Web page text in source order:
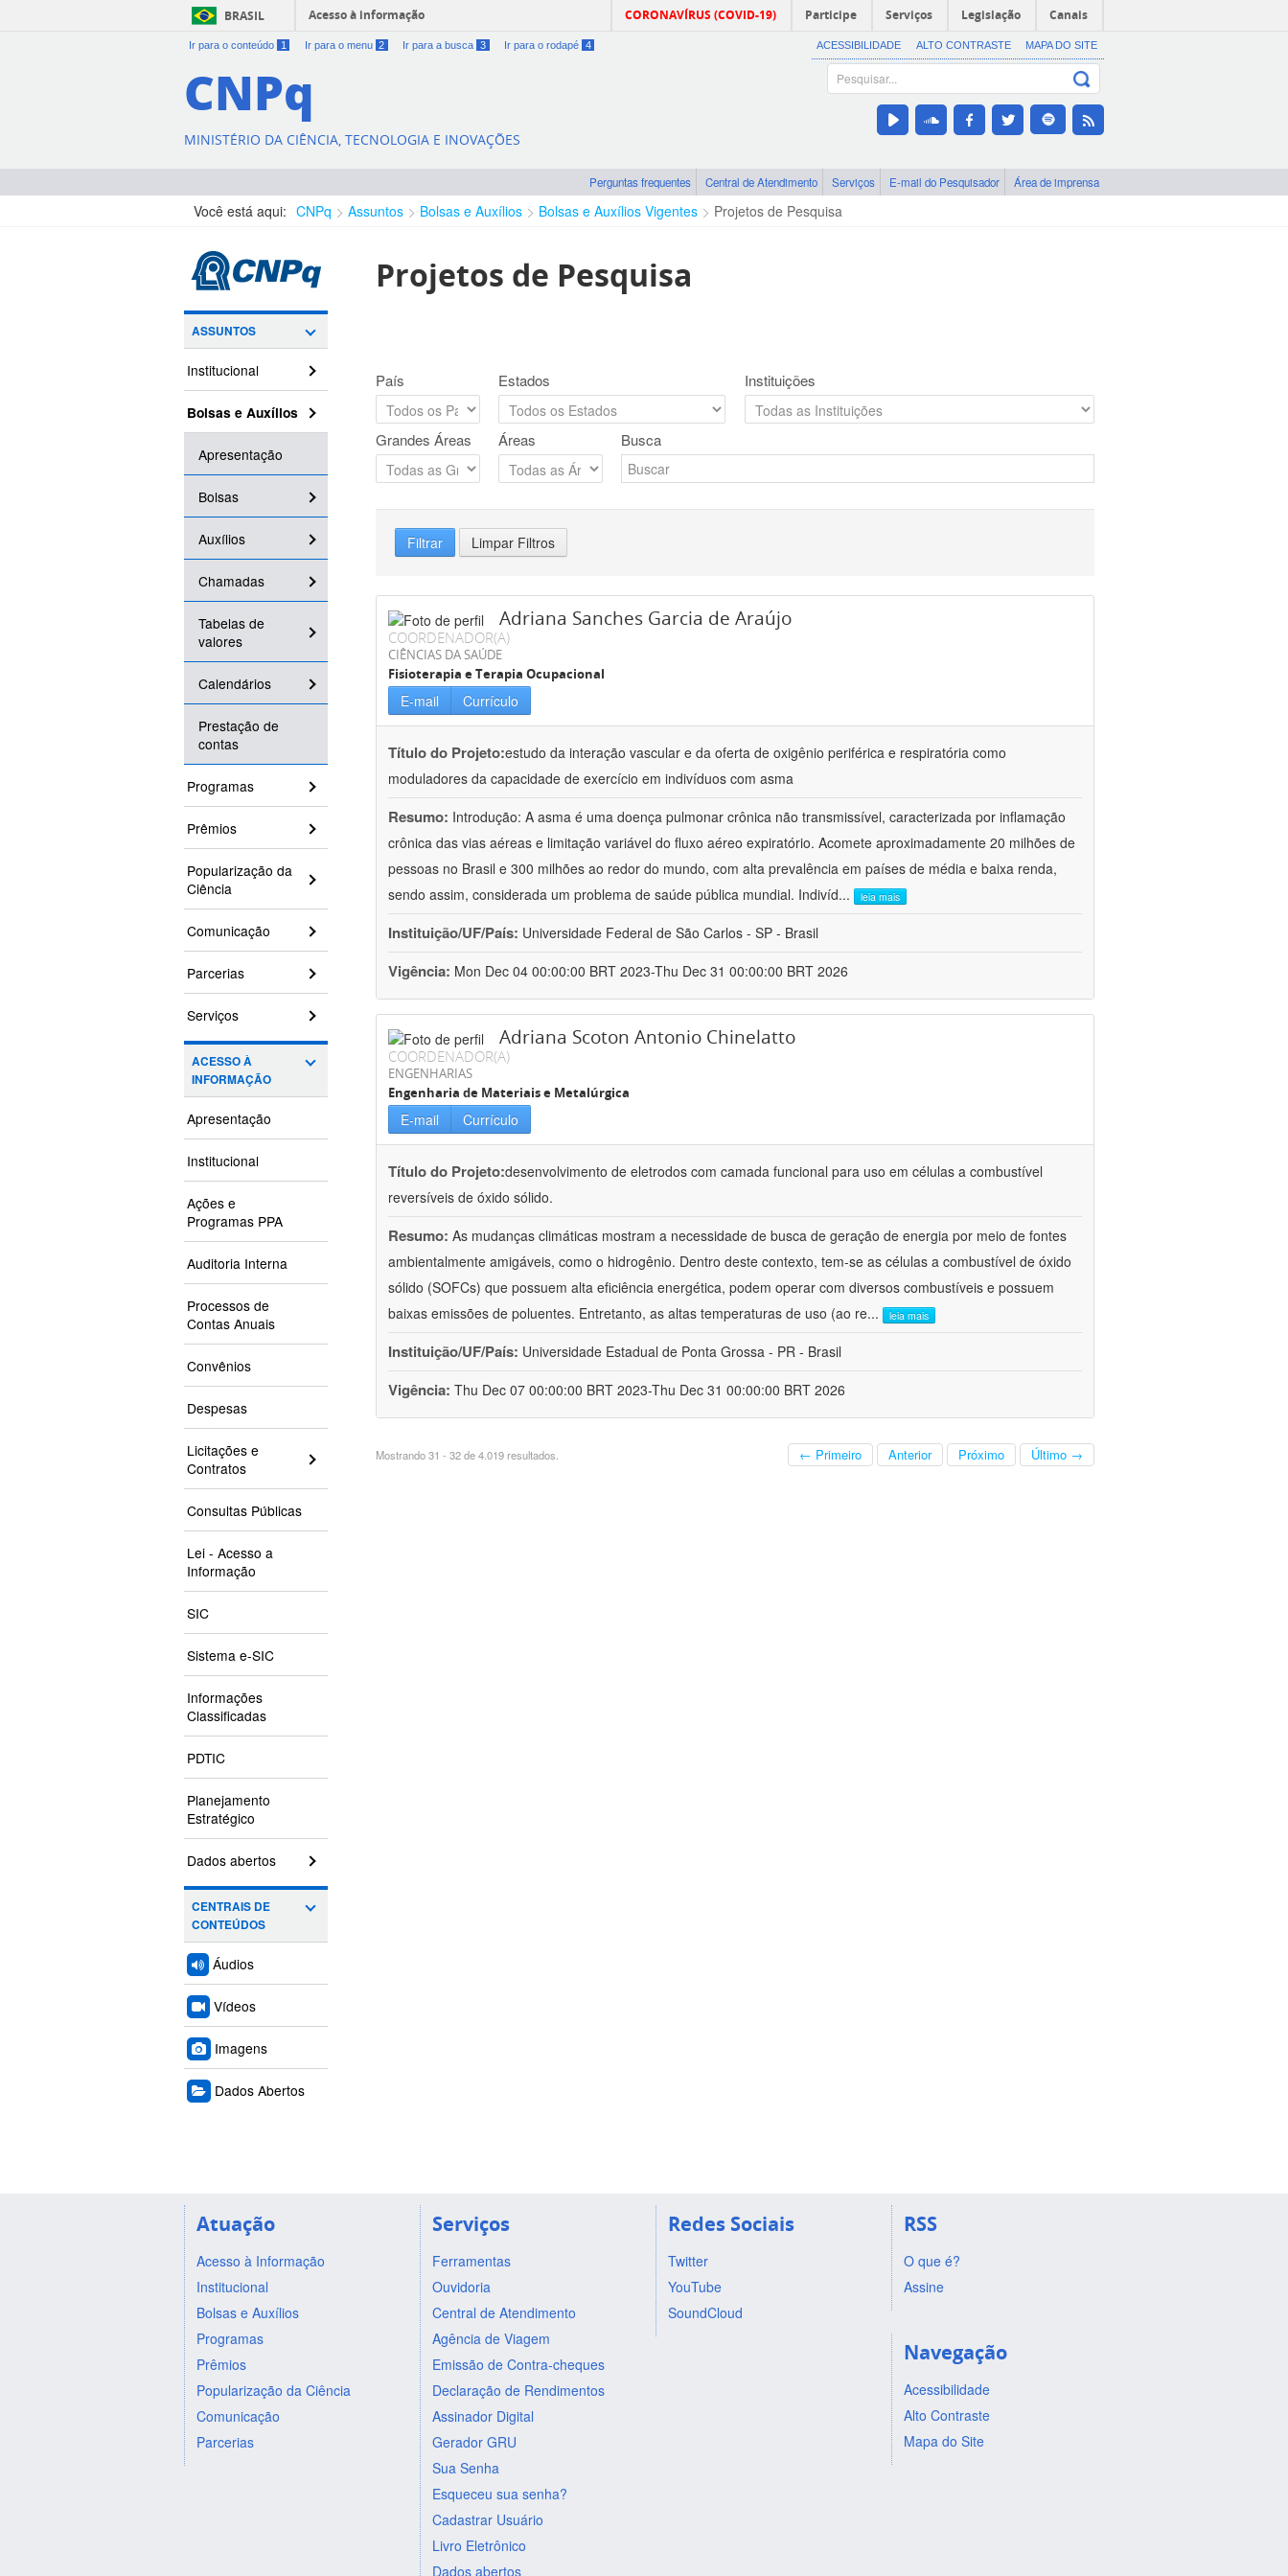
BRASIL Acesso à informação CORONAVÍRUS (COVID-19) Participe Serviços Legislação Canais
Ir para o conteúdo 1 Ir para o menu 2 Ir para a busca 3 Ir para o rodapé 4 ACESSIBILIDADE ALTO CONTRASTE MAPA DO SITE
CNPq
MINISTÉRIO DA CIÊNCIA, TECNOLOGIA E INOVAÇÕES
Perguntas frequentes Central de Atendimento Serviços E-mail do Pesquisador Área de imprensa
Você está aqui: CNPq Assuntos Bolsas e Auxílios Bolsas e Auxílios Vigentes Projetos de Pesquisa
ASSUNTOS
Institucional
Bolsas e Auxílios
Apresentação
Bolsas
Auxílios
Chamadas
Tabelas de
valores
Calendários
Prestação de
contas
Programas
Prêmios
Popularização da
Ciência
Comunicação
Parcerias
Serviços
ACESSO À
INFORMAÇÃO
Apresentação
Institucional
Ações e
Programas PPA
Auditoria Interna
Processos de
Contas Anuais
Convênios
Despesas
Licitações e
Contratos
Consultas Públicas
Lei - Acesso a
Informação
SIC
Sistema e-SIC
Informações
Classificadas
PDTIC
Planejamento
Estratégico
Dados abertos
CENTRAIS DE
CONTEÚDOS
Áudios
Vídeos
Imagens
Dados Abertos
Projetos de Pesquisa
País Estados Instituições
Grandes Áreas Áreas Busca
Filtrar Limpar Filtros
Adriana Sanches Garcia de Araújo
COORDENADOR(A)
CIÊNCIAS DA SAÚDE
Fisioterapia e Terapia Ocupacional
E-mail Currículo
Título do Projeto:estudo da interação vascular e da oferta de oxigênio periférica e respiratória como
moduladores da capacidade de exercício em indivíduos com asma
Resumo: Introdução: A asma é uma doença pulmonar crônica não transmissível, caracterizada por inflamação
crônica das vias aéreas e limitação variável do fluxo aéreo expiratório. Acomete aproximadamente 20 milhões de
pessoas no Brasil e 300 milhões ao redor do mundo, com alta prevalência em países de média e baixa renda,
sendo assim, considerada um problema de saúde pública mundial. Indivíd... leia mais
Instituição/UF/País: Universidade Federal de São Carlos - SP - Brasil
Vigência: Mon Dec 04 00:00:00 BRT 2023-Thu Dec 31 00:00:00 BRT 2026
Adriana Scoton Antonio Chinelatto
COORDENADOR(A)
ENGENHARIAS
Engenharia de Materiais e Metalúrgica
E-mail Currículo
Título do Projeto:desenvolvimento de eletrodos com camada funcional para uso em células a combustível
reversíveis de óxido sólido.
Resumo: As mudanças climáticas mostram a necessidade de busca de geração de energia por meio de fontes
ambientalmente amigáveis, como o hidrogênio. Dentro deste contexto, tem-se as células a combustível de óxido
sólido (SOFCs) que possuem alta eficiência energética, podem operar com diversos combustíveis e possuem
baixas emissões de poluentes. Entretanto, as altas temperaturas de uso (ao re... leia mais
Instituição/UF/País: Universidade Estadual de Ponta Grossa - PR - Brasil
Vigência: Thu Dec 07 00:00:00 BRT 2023-Thu Dec 31 00:00:00 BRT 2026
Mostrando 31 - 32 de 4.019 resultados. ← Primeiro Anterior Próximo Último →
Atuação
Acesso à Informação
Institucional
Bolsas e Auxílios
Programas
Prêmios
Popularização da Ciência
Comunicação
Parcerias
Serviços
Ferramentas
Ouvidoria
Central de Atendimento
Agência de Viagem
Emissão de Contra-cheques
Declaração de Rendimentos
Assinador Digital
Gerador GRU
Sua Senha
Esqueceu sua senha?
Cadastrar Usuário
Livro Eletrônico
Dados abertos
Redes Sociais
Twitter
YouTube
SoundCloud
RSS
O que é?
Assine
Navegação
Acessibilidade
Alto Contraste
Mapa do Site